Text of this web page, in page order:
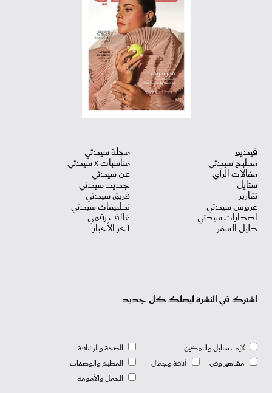
فيديو
مطبخ سيدتي
مقالات الرأي
ستايل
تقارير
عروس سيدتي
اصدارات سيدتي
دليل السفر
مجلة سيدتي
مناسبات X سيدتي
عن سيدتي
جديد سيدتي
فريق سيدتي
تطبيقات سيدتي
غلاف رقمي
آخر الأخبار
اشترك في النشرة ليصلك كل جديد
لايف ستايل والتمكين
مشاهير وفن
أناقة وجمال
الصحة والرشاقة
المطبخ والوصفات
الحمل والأمومة